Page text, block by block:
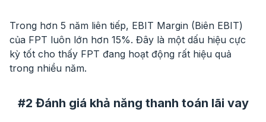
Trong hơn 5 năm liên tiếp, EBIT Margin (Biên EBIT)
của FPT luôn lớn hơn 15%. Đây là một dấu hiệu cực
kỳ tốt cho thấy FPT đang hoạt động rất hiệu quả
trong nhiều năm.
#2 Đánh giá khả năng thanh toán lãi vay